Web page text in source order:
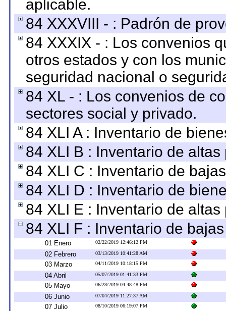
aplicable.
84 XXXVIII - : Padrón de
84 XXXIX - : Los convenios
otros estados y con los
seguridad nacional o
84 XL - : Los convenios de
sectores social y privado.
84 XLI A : Inventario de
84 XLI B : Inventario de
84 XLI C : Inventario de
84 XLI D : Inventario de
84 XLI E : Inventario de
84 XLI F : Inventario de
01 Enero 02/22/2019 12:46:12 PM
02 Febrero 03/13/2019 10:41:28 AM
03 Marzo 04/11/2019 10:18:15 PM
04 Abril 05/07/2019 01:41:33 PM
05 Mayo 06/28/2019 04:48:48 PM
06 Junio 07/04/2019 11:27:37 AM
07 Julio 08/10/2019 06:19:07 PM